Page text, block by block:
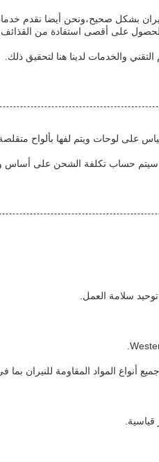
بشكل صحيح،ونحن أيضا نقدم
على أقصى استفادة من القذائف
والخدمات لدينا هنا لتحقيق ذلك.
سيتم حساب تكلفة الشحن على